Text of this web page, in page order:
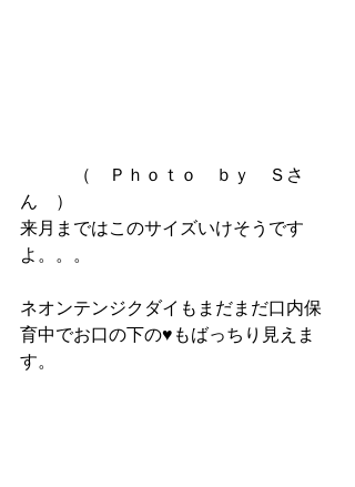
（　Ｐｈｏｔｏ　ｂｙ　Ｓさ
ん　）
来月まではこのサイズいけそうです
よ。。。
ネオンテンジクダイもまだまだ口内保
育中でお口の下の♥もばっちり見えま
す。